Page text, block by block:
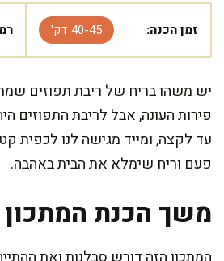
זמן הכנה: 40-45 דק'
יש משהו בריח של ריבת תפוזים
פירות העונה, אבל לריבת התפוזים
עד לקצה, ומייד מגישה לנו לכפית
פעם וריח שימלא את הבית באהבה.
משך הכנת המתכון